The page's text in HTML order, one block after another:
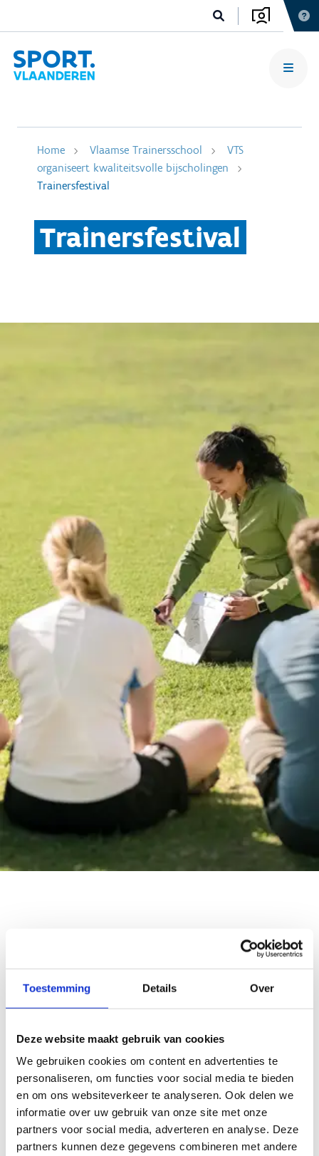
Toestemming Details Over
Deze website maakt gebruik van cookies
We gebruiken cookies om content en advertenties te
personaliseren, om functies voor social media te bieden
en om ons websiteverkeer te analyseren. Ook delen we
informatie over uw gebruik van onze site met onze
partners voor social media, adverteren en analyse. Deze
partners kunnen deze gegevens combineren met andere
Home Vlaamse Trainersschool
VTS
organiseert kwaliteitsvolle bijscholingen
Trainersfestival
Trainersfestival
Schrijf je in
Helaas moeten we dit event uitstellen.
Snuister zeker in ons ruim opleidings- en
bijscholingsaanbod en misschien mogen we je dan wel
snel op één van onze andere activiteiten verwelkomen.